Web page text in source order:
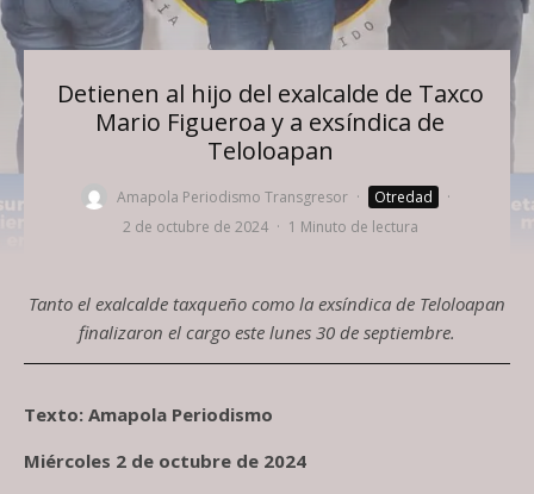
Detienen al hijo del exalcalde de Taxco
Mario Figueroa y a exsíndica de
Teloloapan
Amapola Periodismo Transgresor · Otredad
·
2 de octubre de 2024 · 1 Minuto de lectura
Tanto el exalcalde taxqueño como la exsíndica de Teloloapan
finalizaron el cargo este lunes 30 de septiembre.
Texto: Amapola Periodismo
Miércoles 2 de octubre de 2024